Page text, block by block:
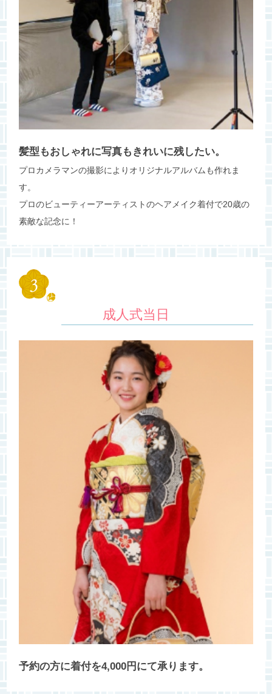
髪型もおしゃれに写真もきれいに残したい。
プロカメラマンの撮影によりオリジナルアルバムも作れま
す。
プロのビューティーアーティストのヘアメイク着付で20歳の
素敵な記念に！
成人式当日
予約の方に着付を4,000円にて承ります。